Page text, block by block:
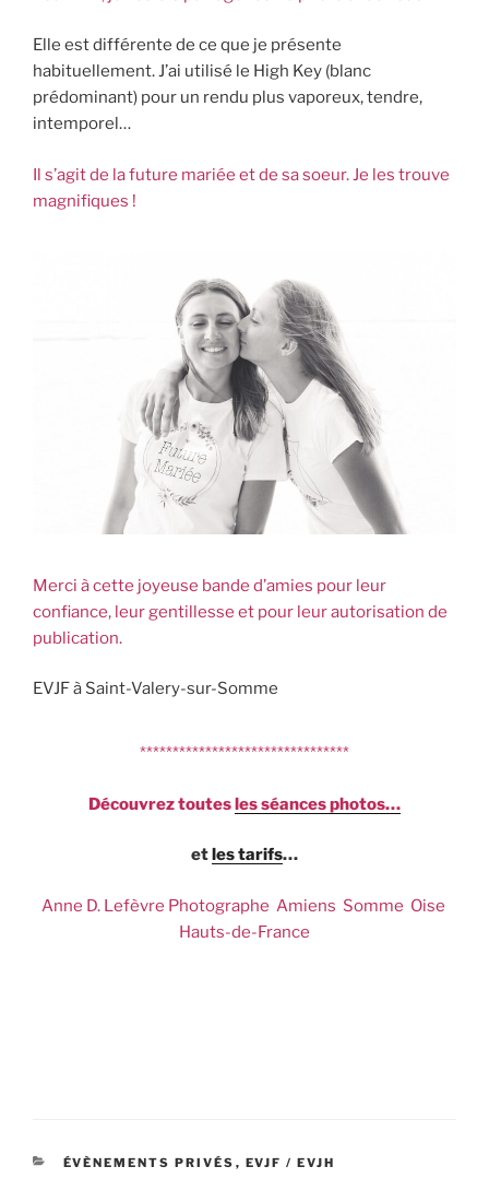
Elle est différente de ce que je présente
habituellement. J’ai utilisé le High Key (blanc
prédominant) pour un rendu plus vaporeux, tendre,
intemporel…
Il s’agit de la future mariée et de sa soeur. Je les trouve
magnifiques !
Merci à cette joyeuse bande d’amies pour leur
confiance, leur gentillesse et pour leur autorisation de
publication.
EVJF à Saint-Valery-sur-Somme
********************************
Découvrez toutesles séances photos…
etles tarifs…
Anne D. Lefèvre Photographe Amiens Somme Oise
Hauts-de-France
CATÉGORIES
ÉVÈNEMENTS PRIVÉS , EVJF / EVJH